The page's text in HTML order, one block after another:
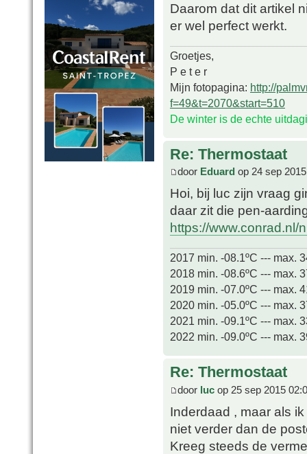
Daarom dat dit artikel
er wel perfect werkt.
Groetjes,
P e t e r
Mijn fotopagina: http://
f=49&t=2070&start=510
De winter is de echte
Re: Thermostaat
door Eduard op 24 sep
Hoi, bij luc zijn vraag
daar zit die pen-
https://www.conrad.nl/
2017 min. -08.1ºC --- max.
2018 min. -08.6ºC --- max.
2019 min. -07.0ºC --- max.
2020 min. -05.0ºC --- max.
2021 min. -09.1ºC --- max.
2022 min. -09.0ºC --- max.
Re: Thermostaat
door luc op 25 sep 2015
Inderdaad , maar als
niet verder dan de
Kreeg steeds de